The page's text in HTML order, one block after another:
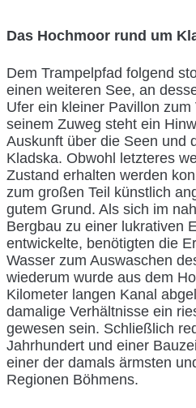
Das Hochmoor rund um
Dem Trampelpfad folgend
einen weiteren See, an
Ufer ein kleiner Pavillon
seinem Zuweg steht ein
Auskunft über die Seen und
Kladska. Obwohl letzteres
Zustand erhalten werden
zum großen Teil künstlich
gutem Grund. Als sich im
Bergbau zu einer lukrativen
entwickelte, benötigten die
Wasser zum Auswaschen
wiederum wurde aus dem
Kilometer langen Kanal
damalige Verhältnisse ein
gewesen sein. Schließlich
Jahrhundert und einer
einer der damals ärmsten
Regionen Böhmens.